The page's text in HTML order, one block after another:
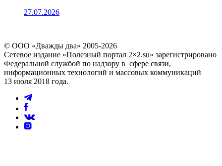
27.07.2026
© ООО «Дважды два» 2005-2026
Сетевое издание «Полезный портал 2×2.su» зарегистрировано
Федеральной службой по надзору в сфере связи,
информационных технологий и массовых коммуникаций
13 июля 2018 года.